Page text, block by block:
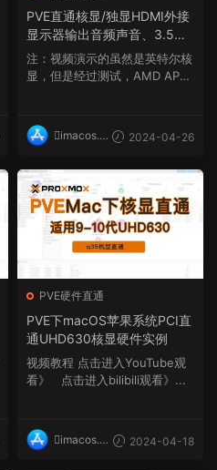
PVE直通核显/独显HDMI外接
显示器输出音频声音、3.5耳
机扬声器接口输出，Window
s/macOS通用，i44fx机型，
注：视频演示的虽然是英特尔核
显，但是经过测试，AMD APU
imacos.t
2024-04-26
PVE硬件直通
PVE下macOS苹果系统PCI直
通UHD630核显硬件实例
视频教程 点击进入YouTube观
看》 点击进入bilibili观看》...
imacos.t
2024-04-18